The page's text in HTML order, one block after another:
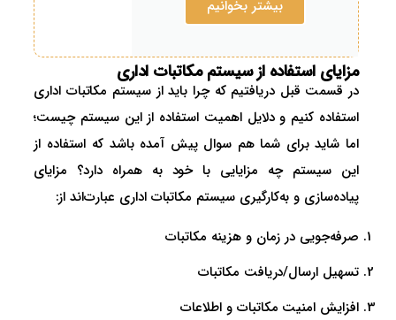
بیشتر بخوانیم
مزایای استفاده از سیستم مکاتبات اداری
در قسمت قبل دریافتیم که چرا باید از سیستم مکاتبات اداری
استفاده کنیم و دلایل اهمیت استفاده از این سیستم چیست؛
اما شاید برای شما هم سوال پیش آمده باشد که استفاده از
این سیستم چه مزایایی با خود به همراه دارد؟ مزایای
پیاده‌سازی و به‌کارگیری سیستم مکاتبات اداری عبارت‌اند از:
صرفه‌جویی در زمان و هزینه مکاتبات
تسهیل ارسال/دریافت مکاتبات
افزایش امنیت مکاتبات و اطلاعات